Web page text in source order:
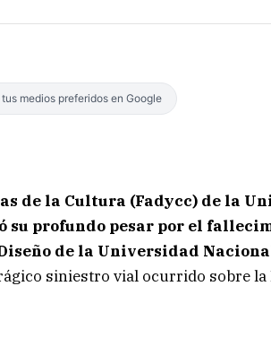
medios preferidos en Google
de la Cultura (Fadycc) de la
su profundo pesar por el
de la Universidad
siniestro vial ocurrido sobre la